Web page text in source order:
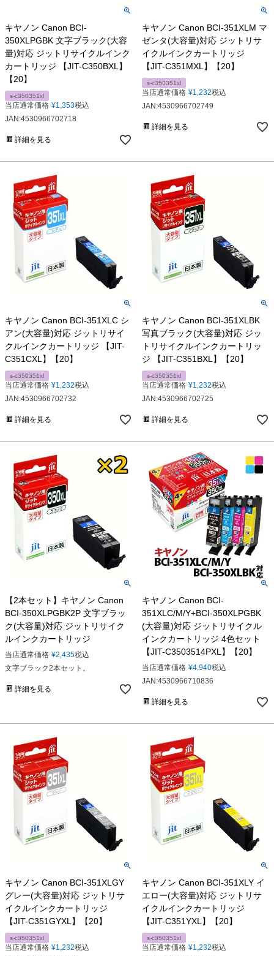
キヤノン Canon BCI-
350XLPGBK 文字ブラック(大容
量)対応 ジットリサイクルインク
カートリッジ 【JIT-C350BXL】
【20】
s-c350351xl
当店通常価格 ¥1,353税込
JAN:4530966702718
詳細を見る
キヤノン Canon BCI-351XLM マ
ゼンタ(大容量)対応 ジットリサ
イクルインクカートリッジ
【JIT-C351MXL】【20】
s-c350351xl
当店通常価格 ¥1,232税込
JAN:4530966702749
詳細を見る
キヤノン Canon BCI-351XLC シ
アン(大容量)対応 ジットリサイ
クルインクカートリッジ 【JIT-
C351CXL】【20】
s-c350351xl
当店通常価格 ¥1,232税込
JAN:4530966702732
詳細を見る
キヤノン Canon BCI-351XLBK
写真ブラック(大容量)対応 ジッ
トリサイクルインクカートリッ
ジ 【JIT-C351BXL】【20】
s-c350351xl
当店通常価格 ¥1,232税込
JAN:4530966702725
詳細を見る
【2本セット】キヤノン Canon
BCI-350XLPGBK2P 文字ブラッ
ク(大容量)対応 ジットリサイク
ルインクカートリッジ
当店通常価格 ¥2,435税込
文字ブラック2本セット。
詳細を見る
キヤノン Canon BCI-
351XLC/M/Y+BCI-350XLPGBK
(大容量)対応 ジットリサイクル
インクカートリッジ 4色セット
【JIT-C3503514PXL】【20】
当店通常価格 ¥4,940税込
JAN:4530966710836
詳細を見る
キヤノン Canon BCI-351XLGY
グレー(大容量)対応 ジットリサ
イクルインクカートリッジ
【JIT-C351GYXL】【20】
s-c350351xl
当店通常価格 ¥1,232税込
キヤノン Canon BCI-351XLY イ
エロー(大容量)対応 ジットリサ
イクルインクカートリッジ
【JIT-C351YXL】【20】
s-c350351xl
当店通常価格 ¥1,232税込